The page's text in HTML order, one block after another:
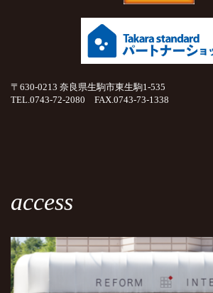
〒630-0213 奈良県生駒市東生駒1-535
TEL.0743-72-2080 FAX.0743-73-1338
access